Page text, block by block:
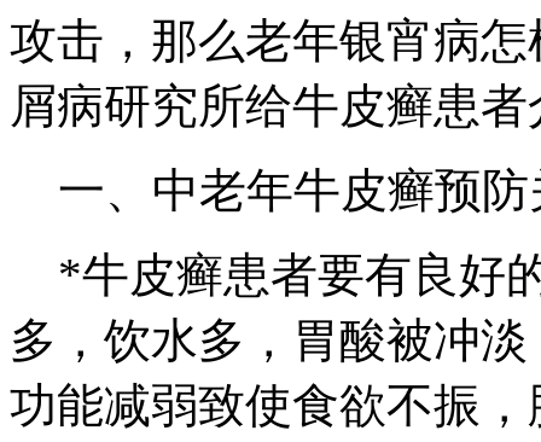
攻击，那么老年银宵病
屑病研究所给牛皮癣患
一、中老年牛皮癣预防
*牛皮癣患者要有良好
多，饮水多，胃酸被冲
功能减弱致使食欲不振